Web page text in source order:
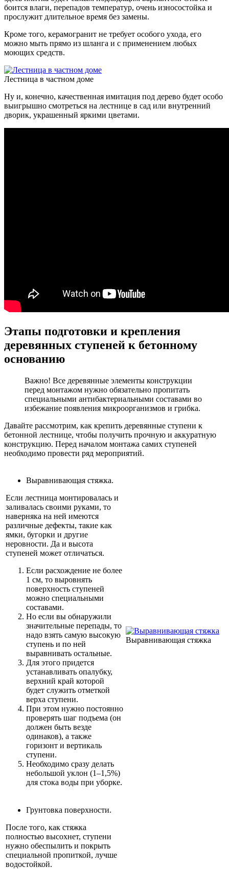
боится влаги, перепадов температур, очень износостойка и
прослужит длительное время без замены.
Кроме того, керамогранит не требует особого ухода, его
можно мыть прямо из шланга и с применением любых
моющих средств.
Лестница в частном доме
Ну и, конечно, качественная имитация под дерево будет особо
выигрышно смотреться на лестнице в сад или внутренний
дворик, украшенный яркими цветами.
Этапы подготовки и крепления
деревянных ступеней к бетонному
основанию
Важно! Все деревянные элементы конструкции
перед монтажом нужно обязательно пропитать
специальными антибактериальными составами во
избежание появления микроорганизмов и грибка.
Давайте рассмотрим, как крепить деревянные ступени к
бетонной лестнице, чтобы получить прочную и аккуратную
конструкцию. Перед началом монтажа самих ступеней
необходимо провести ряд мероприятий.
Выравнивающая стяжка.
Если лестница монтировалась и
заливалась своими руками, то
наверняка на ней имеются
различные дефекты, такие как
ямки, бугорки и другие
неровности. Да и высота
ступеней может отличаться.
Если расхождение не более
1 см, то выровнять
поверхность ступеней
можно специальными
составами.
Но если вы обнаружили
значительные перепады, то
надо взять самую высокую
ступень и по ней
выравнивать остальные.
Для этого придется
устанавливать опалубку,
верхний край которой
будет служить отметкой
верха ступени.
При этом нужно постоянно
проверять шаг подъема (он
должен быть везде
одинаков), а также
горизонт и вертикаль
ступени.
Необходимо сразу делать
небольшой уклон (1–1,5%)
для стока воды при уборке.
Выравнивающая стяжка
Грунтовка поверхности.
После того, как стяжка
полностью высохнет, ступени
нужно обеспылить и покрыть
специальной пропиткой, лучше
водостойкой.